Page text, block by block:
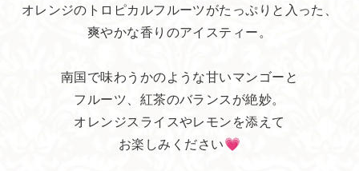
オレンジのトロピカルフルーツがたっぷりと入った、
爽やかな香りのアイスティー。
南国で味わうかのような甘いマンゴーと
フルーツ、紅茶のバランスが絶妙。
オレンジスライスやレモンを添えて
お楽しみください💗